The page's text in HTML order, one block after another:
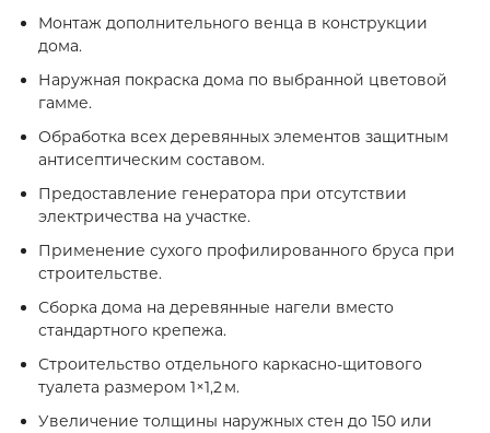
Монтаж дополнительного венца в конструкции
дома.
Наружная покраска дома по выбранной цветовой
гамме.
Обработка всех деревянных элементов защитным
антисептическим составом.
Предоставление генератора при отсутствии
электричества на участке.
Применение сухого профилированного бруса при
строительстве.
Сборка дома на деревянные нагели вместо
стандартного крепежа.
Строительство отдельного каркасно‑щитового
туалета размером 1×1,2 м.
Увеличение толщины наружных стен до 150 или